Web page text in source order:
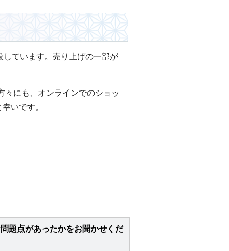
ています。売り上げの一部が
々にも、オンラインでのショッ
いです。
題点があったかをお聞かせくだ